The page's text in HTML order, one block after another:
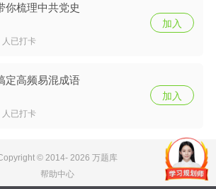
你梳理中共党史
人已打卡
加入
定高频易混成语
人已打卡
加入
© 2014- 2026 万题库
帮助中心